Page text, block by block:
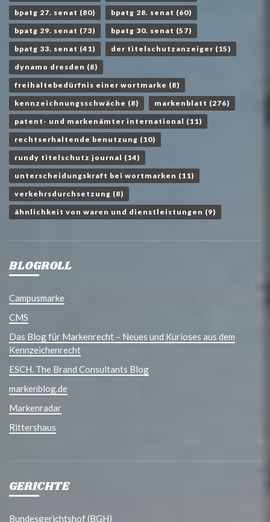
bpatg 27. senat (80) bpatg 28. senat (60)
bpatg 29. senat (73) bpatg 30. senat (57)
bpatg 33. senat (41) der titelschutzanzeiger (15)
dynamo dresden (8)
freihaltebedürfnis einer wortmarke (8)
kennzeichnungsschwäche (8) markenblatt (276)
patent- und markenämter international (11)
rechtserhaltende benutzung (10)
rundy titelschutz journal (14)
unterscheidungskraft bei wortmarken (11)
verkehrsdurchsetzung (8)
ähnlichkeit von waren und dienstleistungen (9)
BLOGROLL
Campusmarke
CMS
Das Blog für Markenrecht – Neues und Kurioses aus dem
Kennzeichenrecht
ESCH. The Brand Consultants Blog
markenblog.de
Markenradar
Rittershaus
GERICHTE
Bundesgerichtshof (BGH)